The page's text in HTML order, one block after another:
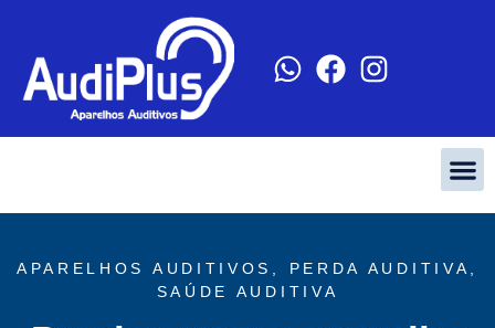
APARELHOS AUDITIVOS , PERDA AUDITIVA,
SAÚDE AUDITIVA